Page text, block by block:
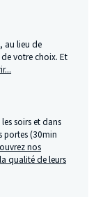
au lieu de
votre choix. Et
soirs et dans
portes (30min
nos
qualité de leurs